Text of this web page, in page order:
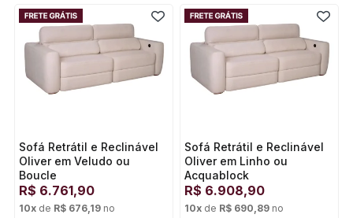
Sofá Retrátil e Reclinável
Oliver em Veludo ou
Boucle
R$ 6.761,90
10x de R$ 676,19 no
Sofá Retrátil e Reclinável
Oliver em Linho ou
Acquablock
R$ 6.908,90
10x de R$ 690,89 no